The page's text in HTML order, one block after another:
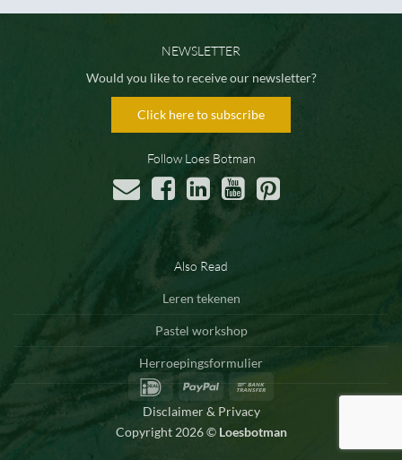
NEWSLETTER
Would you like to receive our newsletter?
Click here to subscribe
Follow Loes Botman
Also Read
Leren tekenen
Pastel workshop
Herroepingsformulier
IDeal
PayPal
Disclaimer & Privacy
Copyright 2026 © Loesbotman